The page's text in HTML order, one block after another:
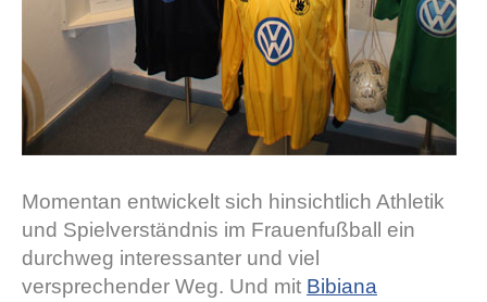
Momentan entwickelt sich hinsichtlich Athletik
und Spielverständnis im Frauenfußball ein
durchweg interessanter und viel
versprechender Weg. Und mit Bibiana